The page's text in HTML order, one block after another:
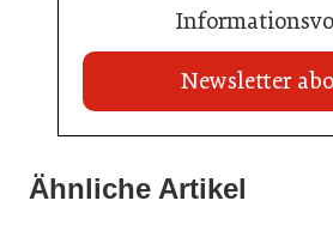
Newsletter
Ähnliche Artikel
War die Fußball-WM 2026 für Ihren
21. Juli 2026
Stipendium für Nachwuchstalent in